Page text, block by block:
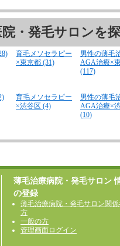
・発毛サロンを
育毛メソセラピー
×東京都 (31)
男性の薄毛
AGA治療×
(117)
育毛メソセラピー
×渋谷区 (4)
男性の薄毛
AGA治療×
(10)
薄毛治療病院・発毛サロン
の登録
薄毛治療病院・発毛サロン関
方
一般の方
管理画面ログイン